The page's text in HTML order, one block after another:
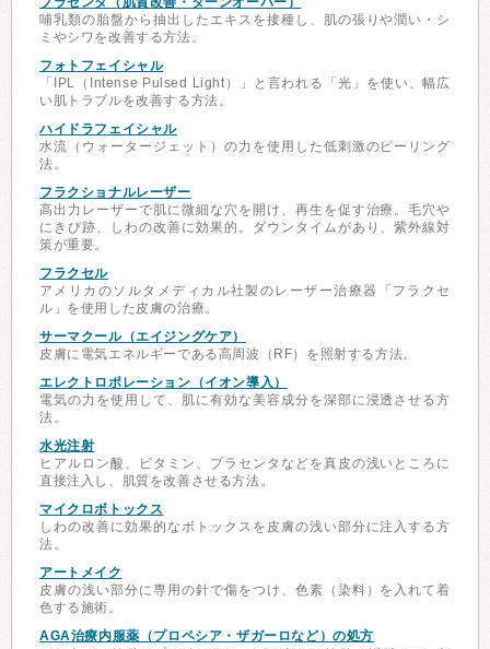
哺乳類の胎盤から抽出したエキスを接種し、肌の張りや潤い・シ
ミやシワを改善する方法。
フォトフェイシャル
「IPL（Intense Pulsed Light）」と言われる「光」を使い、幅広
い肌トラブルを改善する方法。
ハイドラフェイシャル
水流（ウォータージェット）の力を使用した低刺激のピーリング
法。
フラクショナルレーザー
高出力レーザーで肌に微細な穴を開け、再生を促す治療。毛穴や
にきび跡、しわの改善に効果的。ダウンタイムがあり、紫外線対
策が重要。
フラクセル
アメリカのソルタメディカル社製のレーザー治療器「フラクセ
ル」を使用した皮膚の治療。
サーマクール（エイジングケア）
皮膚に電気エネルギーである高周波（RF）を照射する方法。
エレクトロポレーション（イオン導入）
電気の力を使用して、肌に有効な美容成分を深部に浸透させる方
法。
水光注射
ヒアルロン酸、ビタミン、プラセンタなどを真皮の浅いところに
直接注入し、肌質を改善させる方法。
マイクロボトックス
しわの改善に効果的なボトックスを皮膚の浅い部分に注入する方
法。
アートメイク
皮膚の浅い部分に専用の針で傷をつけ、色素（染料）を入れて着
色する施術。
AGA治療内服薬（プロペシア・ザガーロなど）の処方